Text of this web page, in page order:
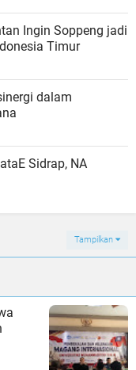
Ingin Soppeng jadi
Timur
dalam
Sidrap, NA
Tampilkan